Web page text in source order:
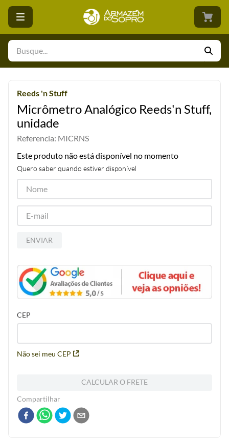
Busque...
Reeds 'n Stuff
Micrômetro Analógico Reeds'n Stuff,
unidade
Referencia: MICRNS
Este produto não está disponível no momento
Quero saber quando estiver disponível
ENVIAR
CEP
Não sei meu CEP
CALCULAR O FRETE
Compartilhar